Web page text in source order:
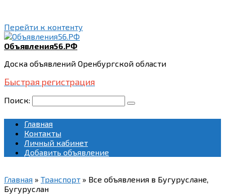
Перейти к контенту
Объявления56.РФ
Доска объявлений Оренбургской области
Быстрая регистрация
Поиск:
Главная
Контакты
Личный кабинет
Добавить объявление
Главная » Транспорт » Все объявления в Бугуруслане,
Бугуруслан